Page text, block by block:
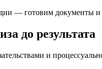
— готовим документы и
до результата
и